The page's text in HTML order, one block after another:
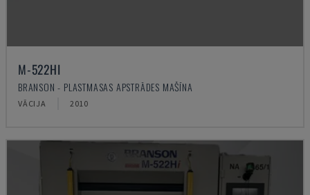
M-522HI
BRANSON - PLASTMASAS APSTRĀDES MAŠĪNA
VĀCIJA 2010